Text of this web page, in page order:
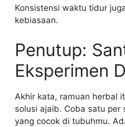
Konsistensi waktu tidur
kebiasaan.
Penutup:
Eksperimen
Akhir kata, ramuan herbal
solusi ajaib. Coba satu per
yang cocok di tubuhmu.